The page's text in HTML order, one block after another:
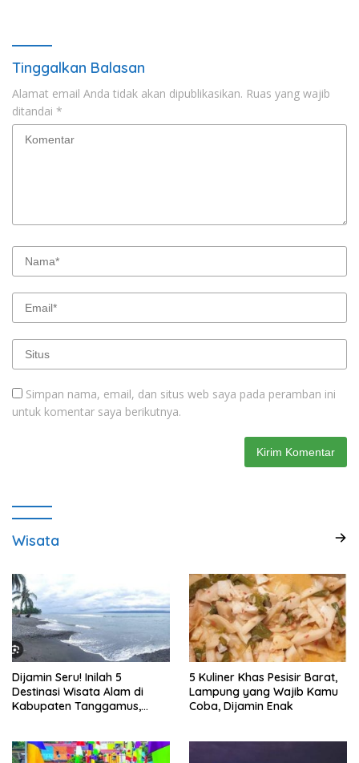
Tinggalkan Balasan
Alamat email Anda tidak akan dipublikasikan. Ruas yang wajib
ditandai *
Simpan nama, email, dan situs web saya pada peramban ini
untuk komentar saya berikutnya.
Wisata
Dijamin Seru! Inilah 5
Destinasi Wisata Alam di
Kabupaten Tanggamus,
5 Kuliner Khas Pesisir Barat,
Lampung yang Wajib Kamu
Coba, Dijamin Enak